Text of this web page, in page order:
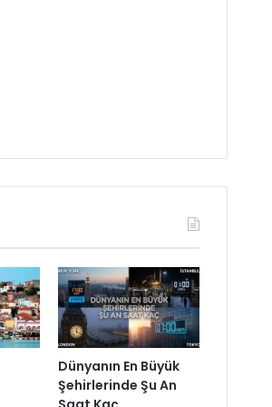
Dünyanın En Büyük
Şehirlerinde Şu An